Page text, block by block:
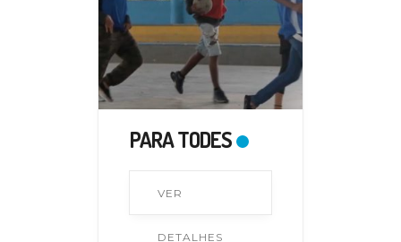
PARA TODES
VER
DETALHES